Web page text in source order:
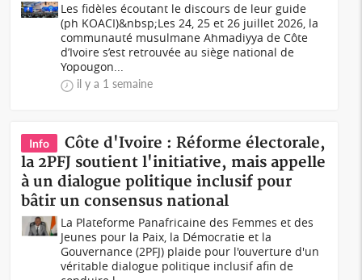
Les fidèles écoutant le discours de leur guide
(ph KOACI)&nbsp;Les 24, 25 et 26 juillet 2026, la
communauté musulmane Ahmadiyya de Côte
d’Ivoire s’est retrouvée au siège national de
Yopougon...
il y a 1 semaine
Info
Côte d'Ivoire : Réforme électorale,
la 2PFJ soutient l'initiative, mais appelle
à un dialogue politique inclusif pour
bâtir un consensus national
La Plateforme Panafricaine des Femmes et des
Jeunes pour la Paix, la Démocratie et la
Gouvernance (2PFJ) plaide pour l'ouverture d'un
véritable dialogue politique inclusif afin de